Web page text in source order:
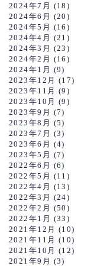
2024年7月 (18)
2024年6月 (20)
2024年5月 (16)
2024年4月 (21)
2024年3月 (23)
2024年2月 (16)
2024年1月 (9)
2023年12月 (17)
2023年11月 (9)
2023年10月 (9)
2023年9月 (7)
2023年8月 (5)
2023年7月 (3)
2023年6月 (4)
2023年5月 (7)
2022年6月 (6)
2022年5月 (11)
2022年4月 (13)
2022年3月 (24)
2022年2月 (50)
2022年1月 (33)
2021年12月 (10)
2021年11月 (10)
2021年10月 (12)
2021年9月 (3)